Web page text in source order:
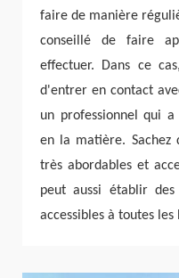
faire de manière
conseillé de faire
effectuer. Dans ce
d'entrer en contact
un professionnel qui a
en la matière. Sachez
très abordables et
peut aussi établir
accessibles à toutes les